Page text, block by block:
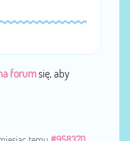
forumsię, aby